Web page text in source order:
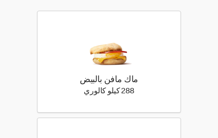
ماك مافن بالبيض
288 كيلو كالوري 288 كيلو سعرة حرارية